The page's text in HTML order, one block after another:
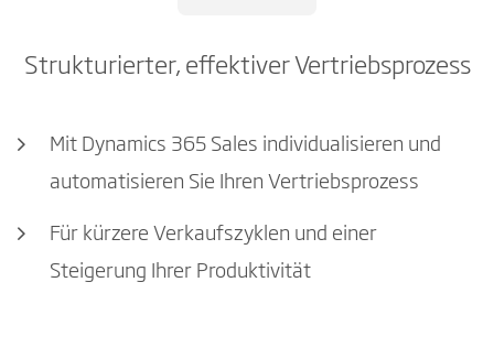
Strukturierter, effektiver Vertriebsprozess
Mit Dynamics 365 Sales individualisieren und
automatisieren Sie Ihren Vertriebsprozess
Für kürzere Verkaufszyklen und einer
Steigerung Ihrer Produktivität